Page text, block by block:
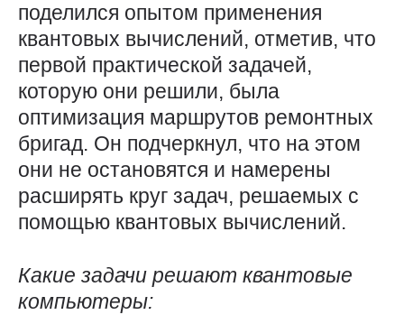
поделился опытом применения
квантовых вычислений, отметив, что
первой практической задачей,
которую они решили, была
оптимизация маршрутов ремонтных
бригад. Он подчеркнул, что на этом
они не остановятся и намерены
расширять круг задач, решаемых с
помощью квантовых вычислений.
Какие задачи решают квантовые
компьютеры: